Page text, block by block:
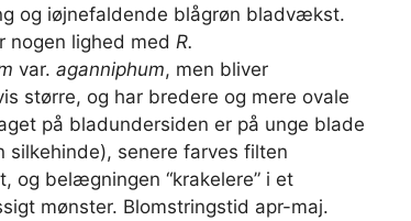
og iøjnefaldende blågrøn bladvækst.
nogen lighed med R.
var. aganniphum, men bliver
større, og har bredere og mere ovale
på bladundersiden er på unge blade
silkehinde), senere farves filten
og belægningen “krakelere” i et
mønster. Blomstringstid apr-maj.